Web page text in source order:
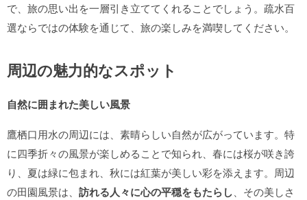
で、旅の思い出を一層引き立ててくれることでしょう。疏水百
選ならではの体験を通じて、旅の楽しみを満喫してください。
周辺の魅力的なスポット
自然に囲まれた美しい風景
鷹栖口用水の周辺には、素晴らしい自然が広がっています。特
に四季折々の風景が楽しめることで知られ、春には桜が咲き誇
り、夏は緑に包まれ、秋には紅葉が美しい彩を添えます。周辺
の田園風景は、 訪れる人々に心の平穏をもたらし 、その美しさ